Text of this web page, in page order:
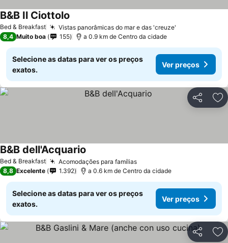
Bed & Breakfast Vistas panorâmicas do mar e das 'creuze'
B&B Il Ciottolo
8,4 Muito boa 155 a 0.9 km de Centro da cidade
Selecione as datas para ver os preços
exatos.
Ver preços
Partilhar
Bed & Breakfast Acomodações para famíliasVer preços
B&B dell'Acquario
8,8 Excelente 1.392 a 0.6 km de Centro da cidade
Selecione as datas para ver os preços
exatos.
Ver preços
Partilhar